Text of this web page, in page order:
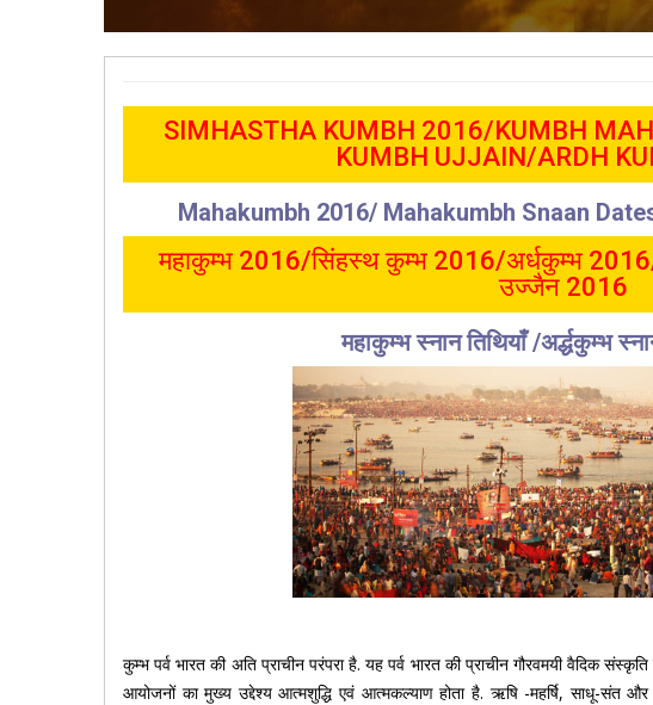
SIMHASTHA KUMBH 2016/KUMBH
KUMBH UJJAIN/ARDH
Mahakumbh 2016/ Mahakumbh Snaan
महाकुम्भ 2016/सिंहस्थ कुम्भ 2016/अर्धकुम्भ
उज्जैन 2016
महाकुम्भ स्नान तिथियाँ /अर्द्धकुम्भ
कुम्भ पर्व भारत की अति प्राचीन परंपरा है. यह पर्व भारत की प्राचीन गौरवमयी वैदिक
आयोजनों का मुख्य उद्देश्य आत्मशुद्धि एवं आत्मकल्याण होता है. ऋषि -महर्षि, साधू-संत और